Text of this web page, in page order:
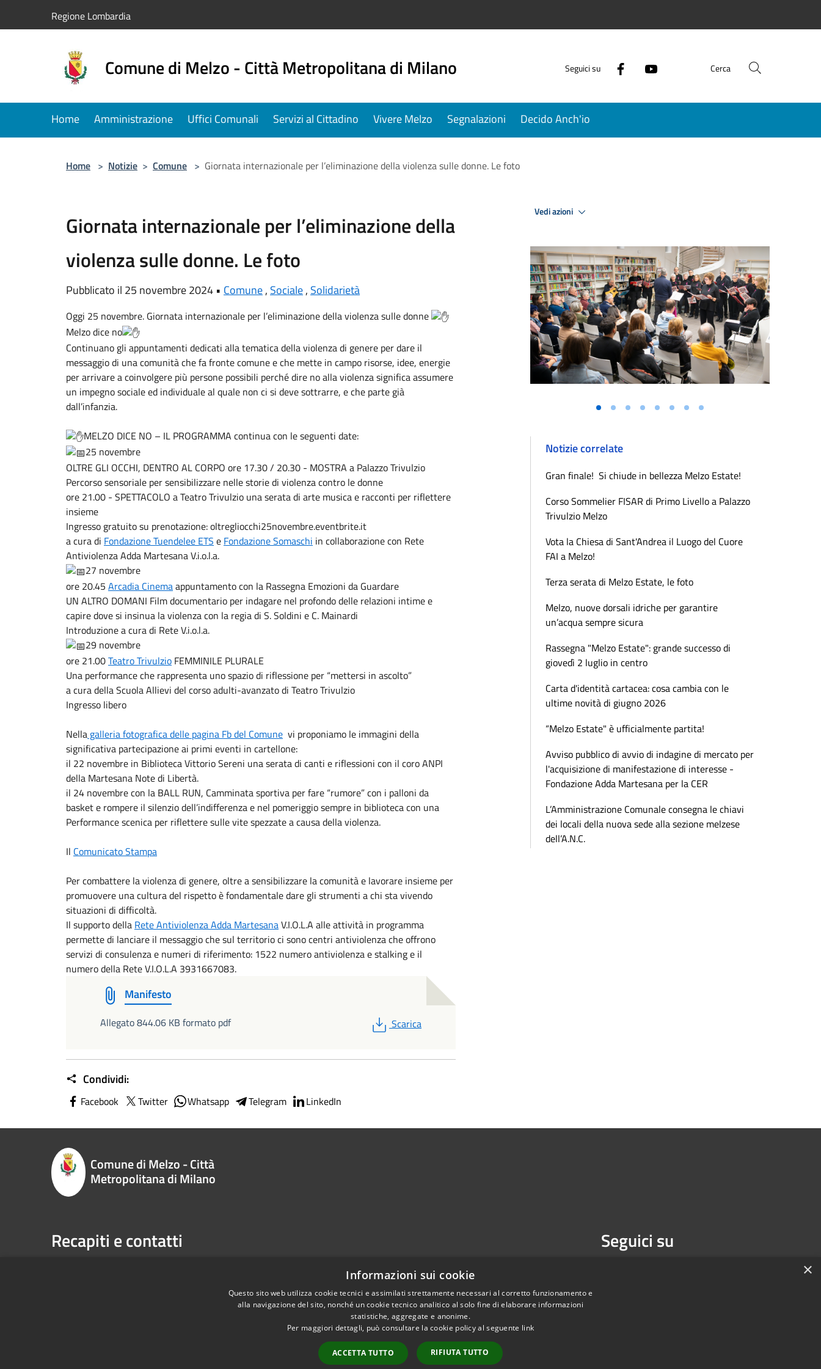
Regione Lombardia
Comune di Melzo - Città Metropolitana di Milano Seguici su Cerca
Home Amministrazione Uffici Comunali Servizi al Cittadino Vivere Melzo Segnalazioni Decido Anch'io
Home > Notizie > Comune > Giornata internazionale per l’eliminazione della violenza sulle donne. Le foto
Giornata internazionale per l’eliminazione della
violenza sulle donne. Le foto
Pubblicato il 25 novembre 2024 • Comune, Sociale, Solidarietà
Oggi 25 novembre. Giornata internazionale per l’eliminazione della violenza sulle donne
Melzo dice no
Continuano gli appuntamenti dedicati alla tematica della violenza di genere per dare il
messaggio di una comunità che fa fronte comune e che mette in campo risorse, idee, energie
per arrivare a coinvolgere più persone possibili perché dire no alla violenza significa assumere
un impegno sociale ed individuale al quale non ci si deve sottrarre, e che parte già
dall’infanzia.
MELZO DICE NO – IL PROGRAMMA continua con le seguenti date:
25 novembre
OLTRE GLI OCCHI, DENTRO AL CORPO ore 17.30 / 20.30 - MOSTRA a Palazzo Trivulzio
Percorso sensoriale per sensibilizzare nelle storie di violenza contro le donne
ore 21.00 - SPETTACOLO a Teatro Trivulzio una serata di arte musica e racconti per riflettere
insieme
Ingresso gratuito su prenotazione: oltregliocchi25novembre.eventbrite.it
a cura di Fondazione Tuendelee ETS e Fondazione Somaschi in collaborazione con Rete
Antiviolenza Adda Martesana V.i.o.l.a.
27 novembre
ore 20.45 Arcadia Cinemaappuntamento con la Rassegna Emozioni da Guardare
UN ALTRO DOMANI Film documentario per indagare nel profondo delle relazioni intime e
capire dove si insinua la violenza con la regia di S. Soldini e C. Mainardi
Introduzione a cura di Rete V.i.o.l.a.
29 novembre
ore 21.00Teatro Trivulzio FEMMINILE PLURALE
Una performance che rappresenta uno spazio di riflessione per “mettersi in ascolto”
a cura della Scuola Allievi del corso adulti-avanzato di Teatro Trivulzio
Ingresso libero
Nella galleria fotografica delle pagina Fb del Comune vi proponiamo le immagini della
significativa partecipazione ai primi eventi in cartellone:
il 22 novembre in Biblioteca Vittorio Sereni una serata di canti e riflessioni con il coro ANPI
della Martesana Note di Libertà.
il 24 novembre con la BALL RUN, Camminata sportiva per fare “rumore” con i palloni da
basket e rompere il silenzio dell’indifferenza e nel pomeriggio sempre in biblioteca con una
Performance scenica per riflettere sulle vite spezzate a causa della violenza.
Il Comunicato Stampa
Per combattere la violenza di genere, oltre a sensibilizzare la comunità e lavorare insieme per
promuovere una cultura del rispetto è fondamentale dare gli strumenti a chi sta vivendo
situazioni di difficoltà.
Il supporto della Rete Antiviolenza Adda MartesanaV.I.O.L.A alle attività in programma
permette di lanciare il messaggio che sul territorio ci sono centri antiviolenza che offrono
servizi di consulenza e numeri di riferimento: 1522 numero antiviolenza e stalking e il
numero della Rete V.I.O.L.A 3931667083.
Manifesto
Allegato 844.06 KB formato pdf PDF
Scarica
Condividi:
Facebook Twitter Whatsapp Telegram LinkedIn
Vedi azioni
Notizie correlate
Gran finale! Si chiude in bellezza Melzo Estate!
Corso Sommelier FISAR di Primo Livello a Palazzo
Trivulzio Melzo
Vota la Chiesa di Sant'Andrea il Luogo del Cuore
FAI a Melzo!
Terza serata di Melzo Estate, le foto
Melzo, nuove dorsali idriche per garantire
un’acqua sempre sicura
Rassegna "Melzo Estate": grande successo di
giovedì 2 luglio in centro
Carta d'identità cartacea: cosa cambia con le
ultime novità di giugno 2026
“Melzo Estate" è ufficialmente partita!
Avviso pubblico di avvio di indagine di mercato per
l'acquisizione di manifestazione di interesse -
Fondazione Adda Martesana per la CER
L’Amministrazione Comunale consegna le chiavi
dei locali della nuova sede alla sezione melzese
dell’A.N.C.
Comune di Melzo - Città
Metropolitana di Milano
Recapiti e contatti
spaziocitta@comune.melzo.mi.it
Pec:comunemelzo@pec.it
Seguici su
Area Interna Copyright © 2026 • Comune di Melzo - Città Metropolitana di Milano • Powered by
×
Informazioni sui cookie
Questo sito web utilizza cookie tecnici e assimilati strettamente necessari al corretto funzionamento e
alla navigazione del sito, nonché un cookie tecnico analitico al solo fine di elaborare informazioni
statistiche, aggregate e anonime.
Per maggiori dettagli, può consultare la cookie policy al seguente link
ACCETTA TUTTO RIFIUTA TUTTO